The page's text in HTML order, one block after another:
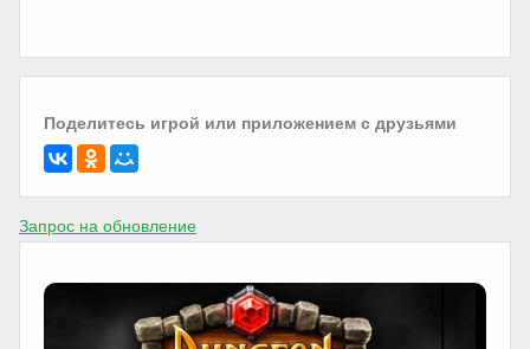
Поделитесь игрой или приложением с друзьями
Запрос на обновление